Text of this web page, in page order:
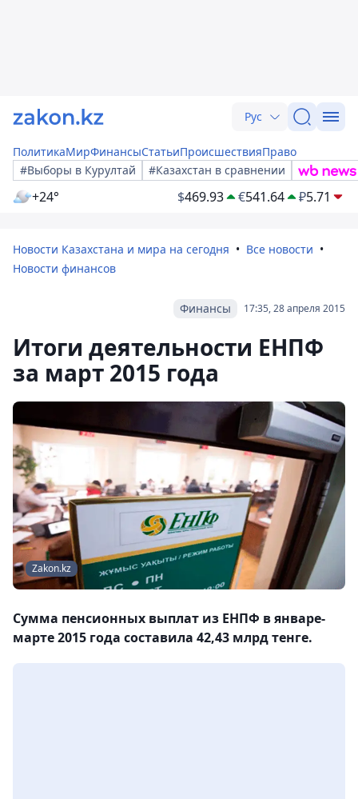
Рус
ПолитикаМирФинансыСтатьиПроисшествияПраво
#Выборы в Курултай
#Казахстан в сравнении
+24° $469.93 €541.64 ₽5.71
Новости Казахстана и мира на сегодня
Все новости
Новости финансов
17:35, 28 апреля 2015
Финансы
Итоги деятельности ЕНПФ
за март 2015 года
Zakon.kz
Сумма пенсионных выплат из ЕНПФ в январе-
марте 2015 года составила 42,43 млрд тенге.